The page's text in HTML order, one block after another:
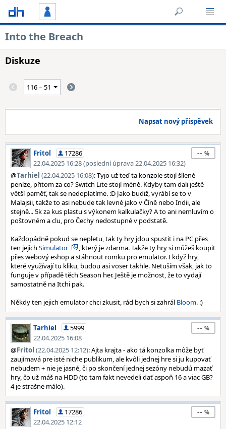
Into the Breach
Diskuze
Napsat nový příspěvek
Fritol
17286
22.04.2025 16:28 (poslední úprava 22.04.2025 16:32)
--
@Tarhiel (22.04.2025 16:08): Tyjo už teď ta konzole stojí šílené
peníze, přitom za co? Switch Lite stojí méně. Kdyby tam dali ještě
větší paměť, tak se nedoplatíme. :D Jako budiž, vyrábí se to v
Malajsii, takže to asi nebude tak levné jako v Číně nebo Indii, ale
stejně... 5k za kus plastu s výkonem kalkulačky? A to ani nemluvím o
poštovném a clu, pro Čechy nedostupné v podstatě.
Každopádně pokud se nepletu, tak ty hry jdou spustit i na PC přes
ten jejich Simulator
, který je zdarma. Takže ty hry si můžeš koupit
přes webový eshop a stáhnout romku pro emulator. I když hry,
které využívají tu kliku, budou asi voser takhle. Netuším však, jak to
funguje v případě těch Season her. Ještě je možnost, že to vydají
samostatně na Itchi pak.
Někdy ten jejich emulator chci zkusit, rád bych si zahrál Bloom. :)
Tarhiel
5999
22.04.2025 16:08
--
@Fritol (22.04.2025 12:12): Ajta krajta - ako tá konzolka môže byť
zaujímavá pre isté niche publikum, ale kvôli jednej hre si ju kupovať
nebudem + nie je jasné, či po skončení jednej sezóny nebudú mazať
hry, čo už máš na HDD (to tam fakt nevedeli dať aspoň 16 a viac GB?
4 je strašne málo).
Fritol
17286
22.04.2025 12:12
--